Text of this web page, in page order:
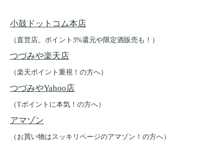
小鼓ドットコム本店
（直営店。ポイント3%還元や限定酒販売も！）
つづみや楽天店
（楽天ポイント重視！の方へ）
つづみやYahoo店
（Tポイントに本気！の方へ）
アマゾン
（お買い物はスッキリページのアマゾン！の方へ）